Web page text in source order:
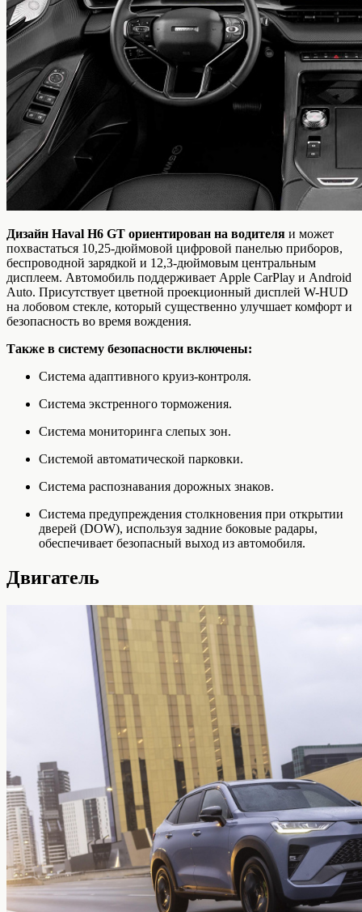
Дизайн Haval H6 GT ориентирован на водителя и может
похвастаться 10,25-дюймовой цифровой панелью приборов,
беспроводной зарядкой и 12,3-дюймовым центральным
дисплеем. Автомобиль поддерживает Apple CarPlay и Android
Auto. Присутствует цветной проекционный дисплей W-HUD
на лобовом стекле, который существенно улучшает комфорт и
безопасность во время вождения.
Также в систему безопасности включены:
Система адаптивного круиз-контроля.
Система экстренного торможения.
Система мониторинга слепых зон.
Системой автоматической парковки.
Система распознавания дорожных знаков.
Система предупреждения столкновения при открытии
дверей (DOW), используя задние боковые радары,
обеспечивает безопасный выход из автомобиля.
Двигатель